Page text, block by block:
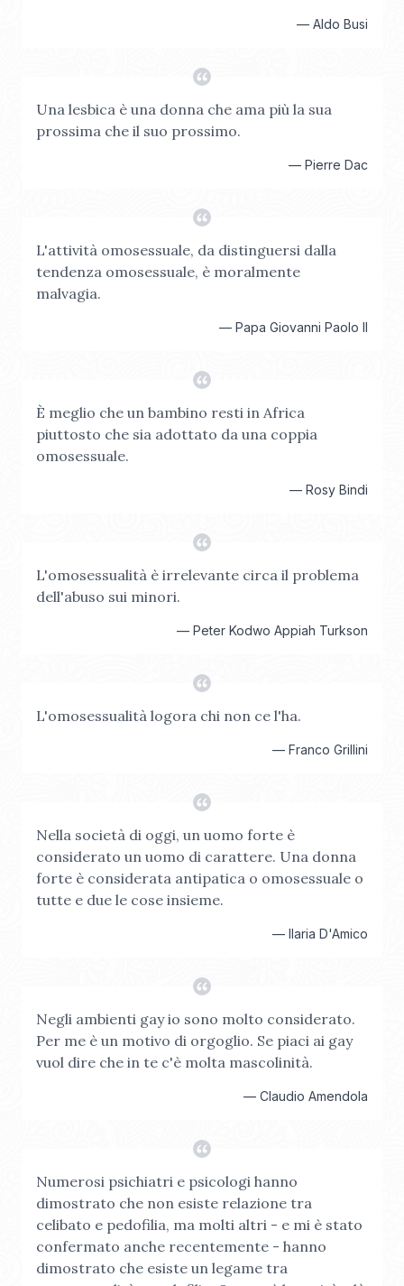
— Aldo Busi
Una lesbica è una donna che ama più la sua
prossima che il suo prossimo.
— Pierre Dac
L'attività omosessuale, da distinguersi dalla
tendenza omosessuale, è moralmente
malvagia.
— Papa Giovanni Paolo II
È meglio che un bambino resti in Africa
piuttosto che sia adottato da una coppia
omosessuale.
— Rosy Bindi
L'omosessualità è irrelevante circa il problema
dell'abuso sui minori.
— Peter Kodwo Appiah Turkson
L'omosessualità logora chi non ce l'ha.
— Franco Grillini
Nella società di oggi, un uomo forte è
considerato un uomo di carattere. Una donna
forte è considerata antipatica o omosessuale o
tutte e due le cose insieme.
— Ilaria D'Amico
Negli ambienti gay io sono molto considerato.
Per me è un motivo di orgoglio. Se piaci ai gay
vuol dire che in te c'è molta mascolinità.
— Claudio Amendola
Numerosi psichiatri e psicologi hanno
dimostrato che non esiste relazione tra
celibato e pedofilia, ma molti altri - e mi è stato
confermato anche recentemente - hanno
dimostrato che esiste un legame tra